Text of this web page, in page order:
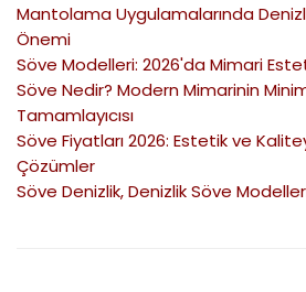
Mantolama Uygulamalarında
Önemi
Söve Modelleri: 2026'da Mimari
Söve Nedir? Modern Mimarinin
Tamamlayıcısı
Söve Fiyatları 2026: Estetik ve
Çözümler
Söve Denizlik, Denizlik Söve